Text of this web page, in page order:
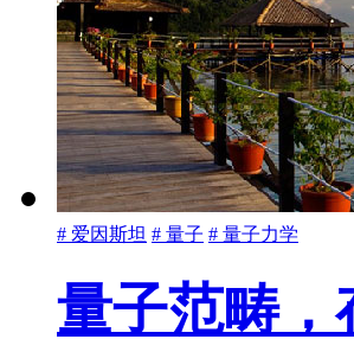
# 爱因斯坦 # 量子 # 量子力学
量子范畴，